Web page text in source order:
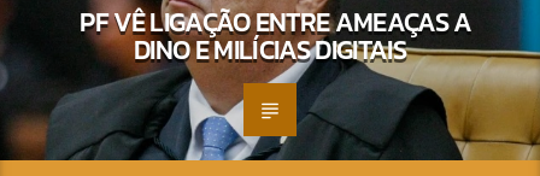
PF VÊ LIGAÇÃO ENTRE AMEAÇAS A
DINO E MILÍCIAS DIGITAIS